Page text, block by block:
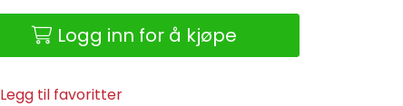
Logg inn for å kjøpe
Legg til favoritter